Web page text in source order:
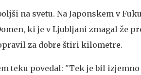
na svetu. Na Japonskem v
ki je v Ljubljani zmagal že
za dobre štiri kilometre.
teku povedal: "Tek je bil